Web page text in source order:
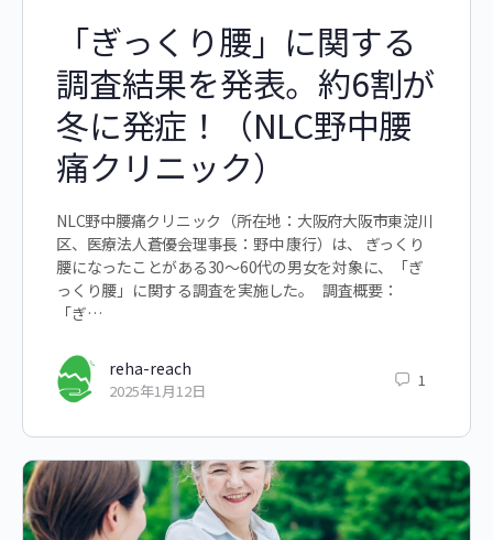
「ぎっくり腰」に関する
調査結果を発表。約6割が
冬に発症！（NLC野中腰
痛クリニック）
NLC野中腰痛クリニック（所在地：大阪府大阪市東淀川
区、医療法人蒼優会理事長：野中 康行）は、 ぎっくり
腰になったことがある30～60代の男女を対象に、「ぎ
っくり腰」に関する調査を実施した。 調査概要：
「ぎ…
reha-reach
2025年1月12日
1